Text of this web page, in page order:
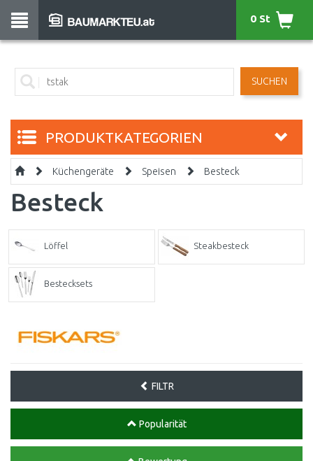
SUCHEN
0 St
PRODUKTKATEGORIEN
Küchengeräte Speisen Besteck
Besteck
Löffel Steakbesteck
Bestecksets
FILTR
Popularität